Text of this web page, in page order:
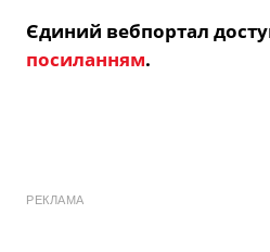
Єдиний вебпортал
посиланням.
РЕКЛАМА